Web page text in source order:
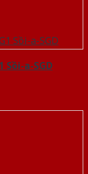
Sồi-a-SGD